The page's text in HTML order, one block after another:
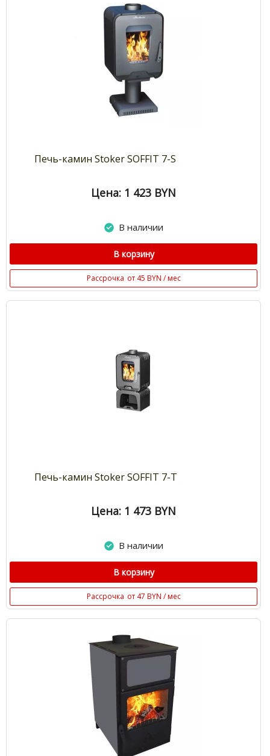
Печь-камин Stoker SOFFIT 7-S
Цена: 1 423 BYN
В наличии
В корзину
Рассрочка от 45 BYN / мес
Печь-камин Stoker SOFFIT 7-T
Цена: 1 473 BYN
В наличии
В корзину
Рассрочка от 47 BYN / мес